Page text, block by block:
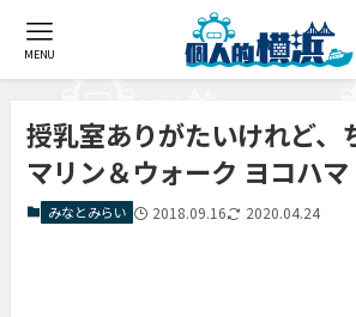
MENU
授乳室ありがたいけれど、
マリン＆ウォーク ヨコハマ
みなとみらい 2018.09.16 2020.04.24